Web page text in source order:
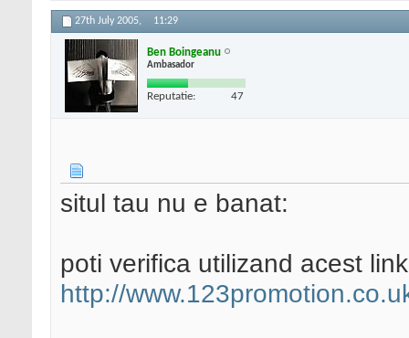
27th July 2005, 11:29
Ben Boingeanu
Ambasador
Reputatie: 47
situl tau nu e banat:
poti verifica utilizand acest
http://